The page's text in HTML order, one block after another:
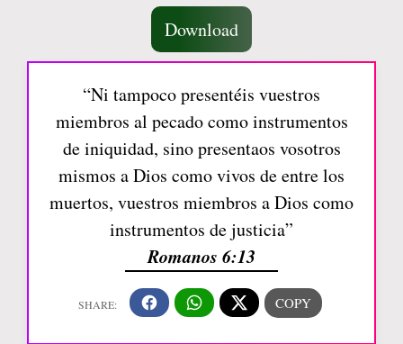
Download
“Ni tampoco presentéis vuestros
miembros al pecado como instrumentos
de iniquidad, sino presentaos vosotros
mismos a Dios como vivos de entre los
muertos, vuestros miembros a Dios como
instrumentos de justicia”
Romanos 6:13